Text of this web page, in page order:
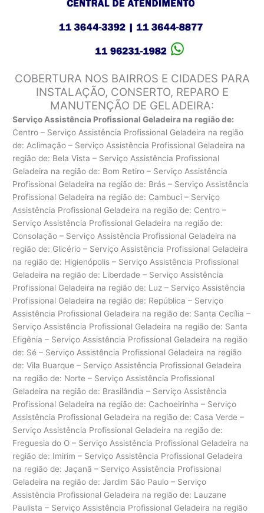
COBERTURA NOS BAIRROS E CIDADES PARA
INSTALAÇÃO, CONSERTO, REPARO E
MANUTENÇÃO DE GELADEIRA:
Serviço Assistência Profissional Geladeira na região de:
Centro – Serviço Assistência Profissional Geladeira na região
de: Aclimação – Serviço Assistência Profissional Geladeira na
região de: Bela Vista – Serviço Assistência Profissional
Geladeira na região de: Bom Retiro – Serviço Assistência
Profissional Geladeira na região de: Brás – Serviço Assistência
Profissional Geladeira na região de: Cambuci – Serviço
Assistência Profissional Geladeira na região de: Centro –
Serviço Assistência Profissional Geladeira na região de:
Consolação – Serviço Assistência Profissional Geladeira na
região de: Glicério – Serviço Assistência Profissional Geladeira
na região de: Higienópolis – Serviço Assistência Profissional
Geladeira na região de: Liberdade – Serviço Assistência
Profissional Geladeira na região de: Luz – Serviço Assistência
Profissional Geladeira na região de: República – Serviço
Assistência Profissional Geladeira na região de: Santa Cecília –
Serviço Assistência Profissional Geladeira na região de: Santa
Efigênia – Serviço Assistência Profissional Geladeira na região
de: Sé – Serviço Assistência Profissional Geladeira na região
de: Vila Buarque – Serviço Assistência Profissional Geladeira
na região de: Norte – Serviço Assistência Profissional
Geladeira na região de: Brasilândia – Serviço Assistência
Profissional Geladeira na região de: Cachoeirinha – Serviço
Assistência Profissional Geladeira na região de: Casa Verde –
Serviço Assistência Profissional Geladeira na região de:
Freguesia do O – Serviço Assistência Profissional Geladeira na
região de: Imirim – Serviço Assistência Profissional Geladeira
na região de: Jaçanã – Serviço Assistência Profissional
Geladeira na região de: Jardim São Paulo – Serviço
Assistência Profissional Geladeira na região de: Lauzane
Paulista – Serviço Assistência Profissional Geladeira na região